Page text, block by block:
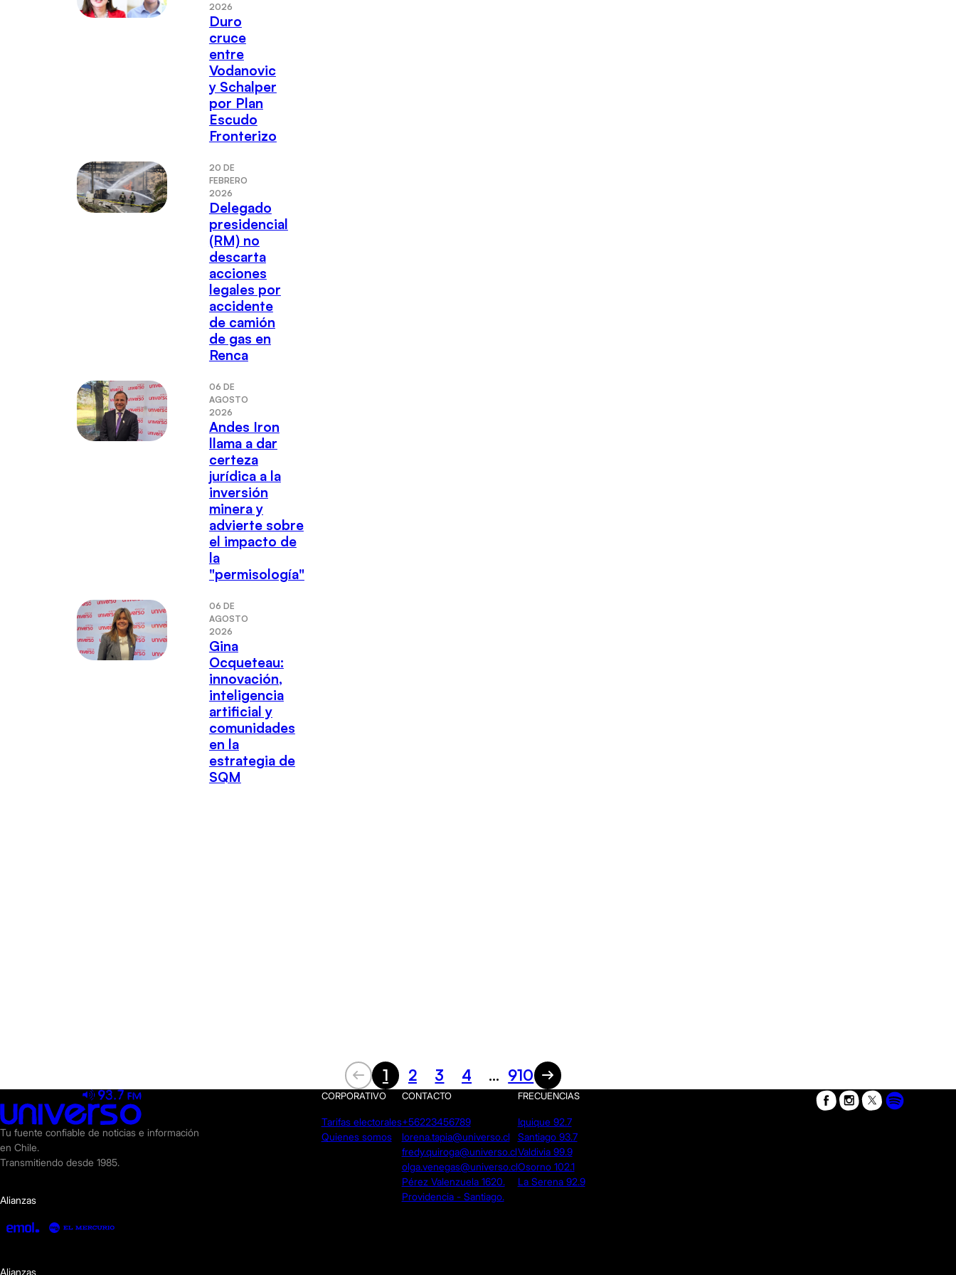
2026
Duro
cruce
entre
Vodanovic
y Schalper
por Plan
Escudo
Fronterizo
20 DE
FEBRERO
2026
Delegado
presidencial
(RM) no
descarta
acciones
legales por
accidente
de camión
de gas en
Renca
06 DE
AGOSTO
2026
Andes Iron
llama a dar
certeza
jurídica a la
inversión
minera y
advierte sobre
el impacto de
la
"permisología"
06 DE
AGOSTO
2026
Gina
Ocqueteau:
innovación,
inteligencia
artificial y
comunidades
en la
estrategia de
SQM
1 2 3 4 ... 910
Tu fuente confiable de noticias e información
en Chile.
Transmitiendo desde 1985.
Alianzas
CORPORATIVO
Tarifas electorales
Quienes somos
CONTACTO
+56223456789
lorena.tapia@universo.cl
fredy.quiroga@universo.cl
olga.venegas@universo.cl
Pérez Valenzuela 1620.
Providencia - Santiago.
FRECUENCIAS
Iquique 92.7
Santiago 93.7
Valdivia 99.9
Osorno 102.1
La Serena 92.9
Alianzas